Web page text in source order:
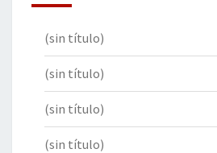
(sin título)
(sin título)
(sin título)
(sin título)